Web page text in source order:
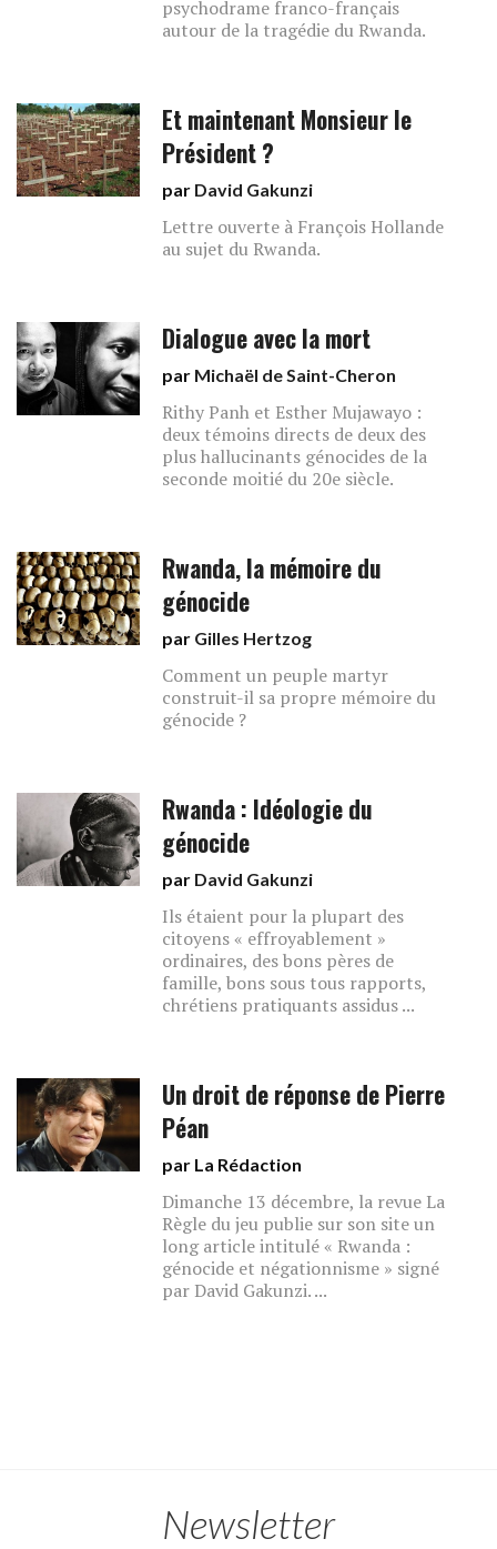
psychodrame franco-français
autour de la tragédie du Rwanda.
Et maintenant Monsieur le
Président ?
par David Gakunzi
Lettre ouverte à François Hollande
au sujet du Rwanda.
Dialogue avec la mort
par Michaël de Saint-Cheron
Rithy Panh et Esther Mujawayo :
deux témoins directs de deux des
plus hallucinants génocides de la
seconde moitié du 20e siècle.
Rwanda, la mémoire du
génocide
par Gilles Hertzog
Comment un peuple martyr
construit-il sa propre mémoire du
génocide ?
Rwanda : Idéologie du
génocide
par David Gakunzi
Ils étaient pour la plupart des
citoyens « effroyablement »
ordinaires, des bons pères de
famille, bons sous tous rapports,
chrétiens pratiquants assidus ...
Un droit de réponse de Pierre
Péan
par La Rédaction
Dimanche 13 décembre, la revue La
Règle du jeu publie sur son site un
long article intitulé « Rwanda :
génocide et négationnisme » signé
par David Gakunzi. ...
Newsletter